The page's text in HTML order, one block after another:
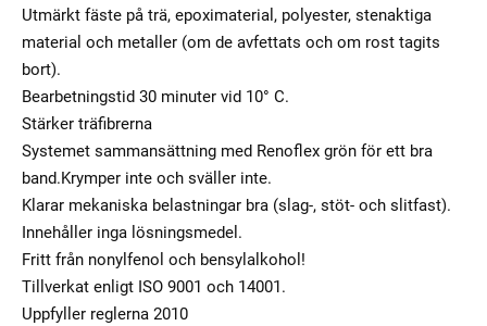
Utmärkt fäste på trä, epoximaterial, polyester, stenaktiga
material och metaller (om de avfettats och om rost tagits
bort).
Bearbetningstid 30 minuter vid 10° C.
Stärker träfibrerna
Systemet sammansättning med Renoflex grön för ett bra
band.Krymper inte och sväller inte.
Klarar mekaniska belastningar bra (slag-, stöt- och slitfast).
Innehåller inga lösningsmedel.
Fritt från nonylfenol och bensylalkohol!
Tillverkat enligt ISO 9001 och 14001.
Uppfyller reglerna 2010